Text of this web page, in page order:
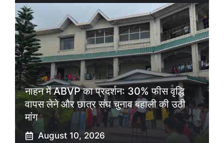
नाहन में ABVP का प्रदर्शन: 30% फीस वृद्धि
वापस लेने और छात्र संघ चुनाव बहाली की उठी
मांग
August 10, 2026